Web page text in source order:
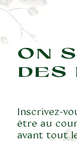
ON
DES
Inscrivez-
être au
avant tout